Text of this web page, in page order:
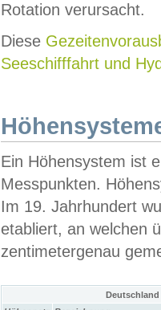
Rotation verursacht.
Diese
Seeschifffahrt und
Ein Höhensystem ist
Messpunkten.
Im 19. Jahrhundert
etabliert, an welchen
zentimetergenau